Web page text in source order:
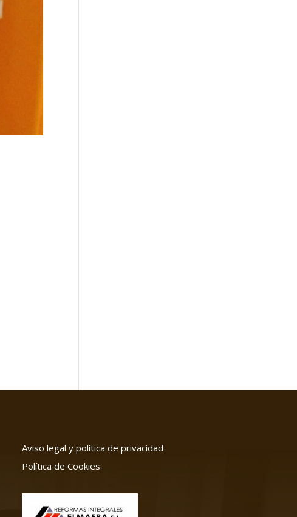
Aviso legal y política de privacidad
Política de Cookies